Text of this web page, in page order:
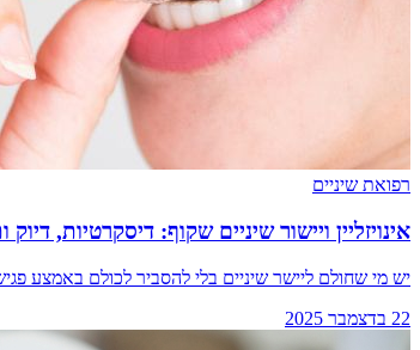
רפואת שיניים
אינויזליין ויישור שיניים שקוף: דיסקרטיות,
יש מי שחולם ליישר שיניים בלי להסביר לכולם באמצע
22 בדצמבר 2025